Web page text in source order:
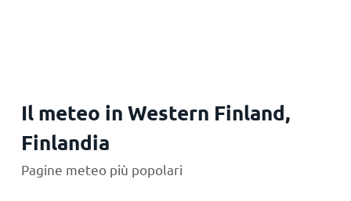
Il meteo in Western Finland,
Finlandia
Pagine meteo più popolari